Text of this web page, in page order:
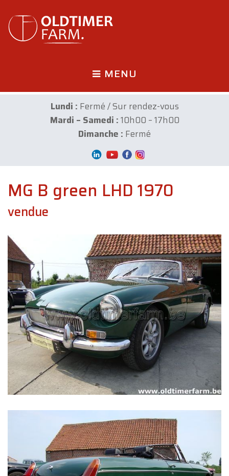
MENU
Lundi : Fermé / Sur rendez-vous
Mardi – Samedi :10h00 – 17h00
Dimanche : Fermé
MG B green LHD 1970
vendue